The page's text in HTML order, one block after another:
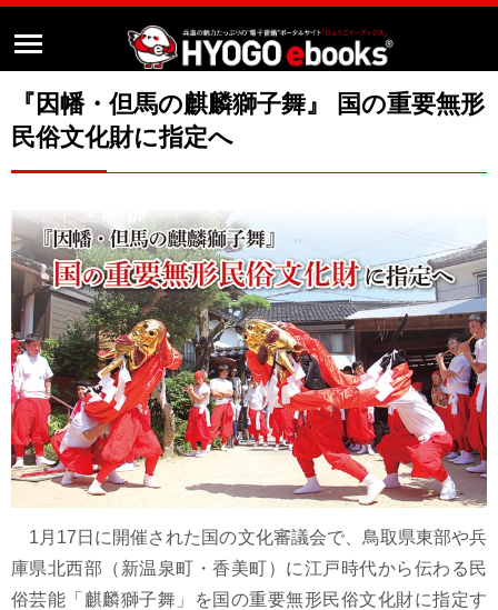
『因幡・但馬の麒麟獅子舞』 国の重要無形
民俗文化財に指定へ
1月17日に開催された国の文化審議会で、鳥取県東部や兵
庫県北西部（新温泉町・香美町）に江戸時代から伝わる民
俗芸能「麒麟獅子舞」を国の重要無形民俗文化財に指定す